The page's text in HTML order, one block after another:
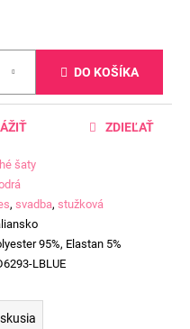
DO KOŠÍKA
šaty
, svadba, stužková
95%, Elastan 5%
LBLUE
ZDIEĽAŤ